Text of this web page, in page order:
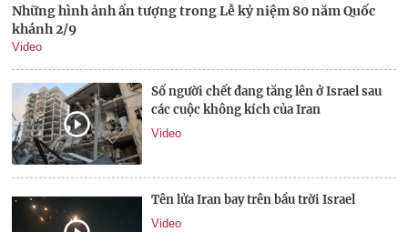
Những hình ảnh ấn tượng trong Lễ kỷ niệm 80 năm Quốc
khánh 2/9
Video
Số người chết đang tăng lên ở Israel sau
các cuộc không kích của Iran
Video
Tên lửa Iran bay trên bầu trời Israel
Video